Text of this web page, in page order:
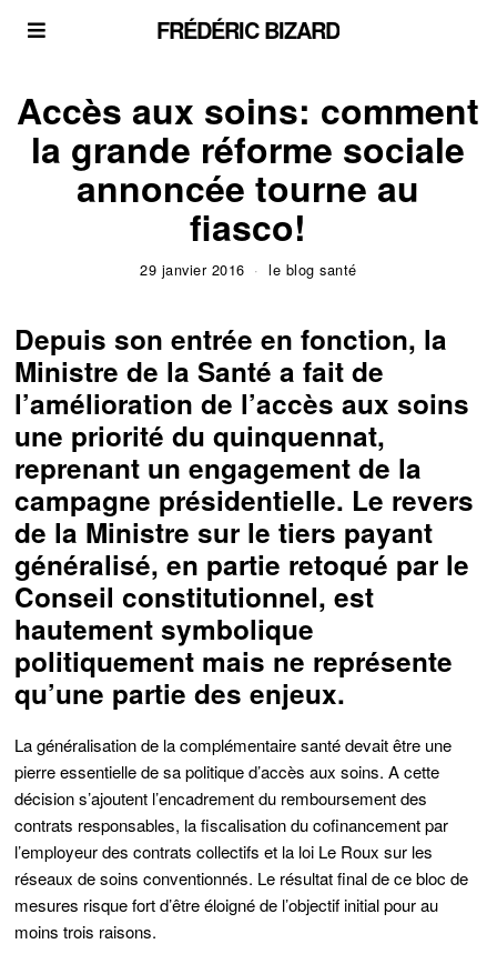
FRÉDÉRIC BIZARD
Accès aux soins: comment
la grande réforme sociale
annoncée tourne au
fiasco!
29 janvier 2016 le blog santé
Depuis son entrée en fonction, la
Ministre de la Santé a fait de
l’amélioration de l’accès aux soins
une priorité du quinquennat,
reprenant un engagement de la
campagne présidentielle. Le revers
de la Ministre sur le tiers payant
généralisé, en partie retoqué par le
Conseil constitutionnel, est
hautement symbolique
politiquement mais ne représente
qu’une partie des enjeux.
La généralisation de la complémentaire santé devait être une
pierre essentielle de sa politique d’accès aux soins. A cette
décision s’ajoutent l’encadrement du remboursement des
contrats responsables, la fiscalisation du cofinancement par
l’employeur des contrats collectifs et la loi Le Roux sur les
réseaux de soins conventionnés. Le résultat final de ce bloc de
mesures risque fort d’être éloigné de l’objectif initial pour au
moins trois raisons.